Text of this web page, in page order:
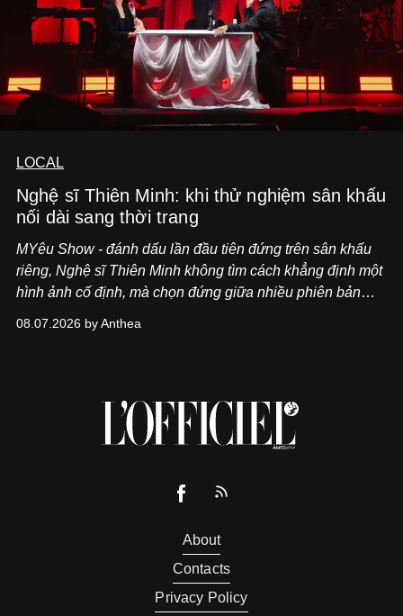
LOCAL
Nghệ sĩ Thiên Minh: khi thử nghiệm sân khấu
nối dài sang thời trang
MYêu Show - đánh dấu lần đầu tiên đứng trên sân khấu
riêng, Nghệ sĩ Thiên Minh không tìm cách khẳng định một
hình ảnh cố định, mà chọn đứng giữa nhiều phiên bản
một bộ suit lụa - như một cách "take the risk" khác, ngoài
08.07.2026 by Anthea
About
Contacts
Privacy Policy